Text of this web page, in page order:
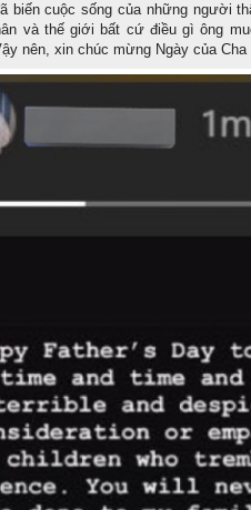
biến cuộc sống của những người
và thế giới bất cứ điều gì ông
nên, xin chúc mừng Ngày của